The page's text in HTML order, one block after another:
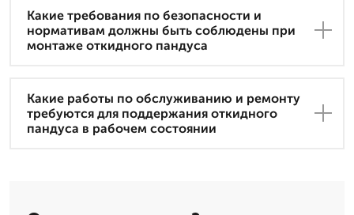
Какие требования по безопасности и
нормативам должны быть соблюдены при
монтаже откидного пандуса
Какие работы по обслуживанию и ремонту
требуются для поддержания откидного
пандуса в рабочем состоянии